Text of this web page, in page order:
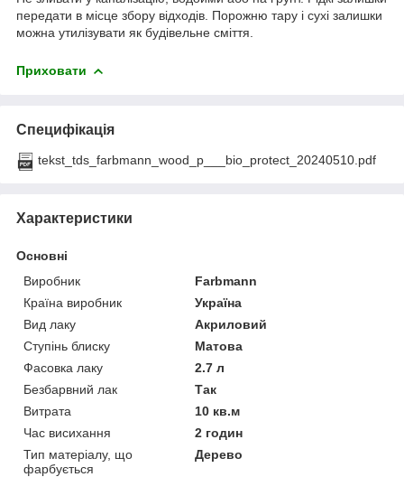
передати в місце збору відходів. Порожню тару і сухі залишки
можна утилізувати як будівельне сміття.
Приховати
Специфікація
tekst_tds_farbmann_wood_p___bio_protect_20240510.pdf
Характеристики
Основні
Виробник
Farbmann
Країна виробник
Україна
Вид лаку
Акриловий
Ступінь блиску
Матова
Фасовка лаку
2.7 л
Безбарвний лак
Так
Витрата
10 кв.м
Час висихання
2 годин
Тип матеріалу, що
фарбується
Дерево